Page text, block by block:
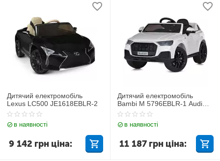
Дитячий електромобіль
Lexus LC500 JE1618EBLR-2
в наявності
9 142 грн ціна:
Дитячий електромобіль
Bambi M 5796EBLR-1 Audi
Q7
в наявності
11 187 грн ціна: